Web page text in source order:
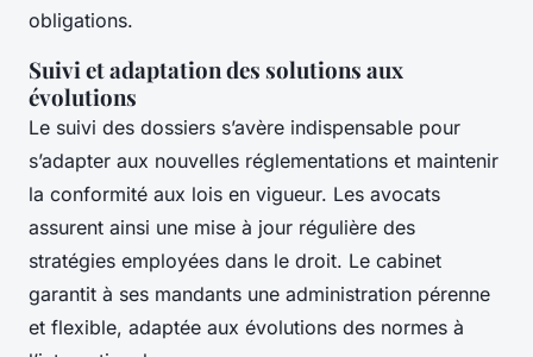
obligations.
Suivi et adaptation des solutions aux
évolutions
Le suivi des dossiers s’avère indispensable pour
s’adapter aux nouvelles réglementations et maintenir
la conformité aux lois en vigueur. Les avocats
assurent ainsi une mise à jour régulière des
stratégies employées dans le droit. Le cabinet
garantit à ses mandants une administration pérenne
et flexible, adaptée aux évolutions des normes à